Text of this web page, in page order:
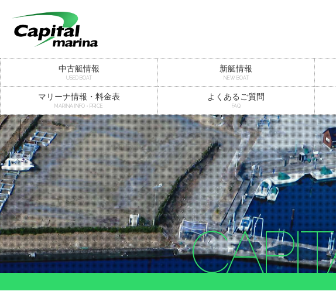
中古艇情報
USED BOAT
新艇情報
NEW BOAT
マリーナ情報・料金表
MARINA INFO・PRICE
よくあるご質問
FAQ